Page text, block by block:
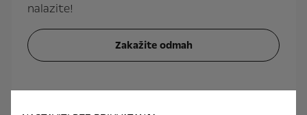
nalazite!
Zakažite odmah